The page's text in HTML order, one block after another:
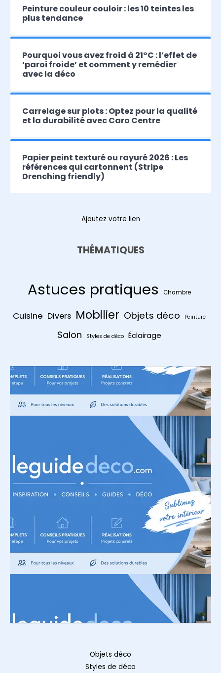
Peinture couleur couloir : les 10 teintes les
plus tendance
Pourquoi vous avez froid à 21°C : l’effet de
‘paroi froide’ et comment y remédier
avec la déco
Carrelage sur plots : Optez pour la qualité
et la durabilité avec Caro Centre
Papier peint texturé ou rayuré 2026 : Les
références qui cartonnent (Stripe
Drenching friendly)
Ajoutez votre lien
THÉMATIQUES
Astuces pratiques Chambre
Cuisine Divers Mobilier Objets déco Peinture
Salon Styles de déco Éclairage
Objets déco
Styles de déco